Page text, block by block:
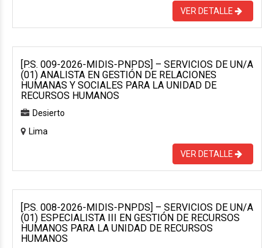
VER DETALLE
[P.S. 009-2026-MIDIS-PNPDS] – SERVICIOS DE UN/A
(01) ANALISTA EN GESTIÓN DE RELACIONES
HUMANAS Y SOCIALES PARA LA UNIDAD DE
RECURSOS HUMANOS
Desierto
Lima
VER DETALLE
[P.S. 008-2026-MIDIS-PNPDS] – SERVICIOS DE UN/A
(01) ESPECIALISTA III EN GESTIÓN DE RECURSOS
HUMANOS PARA LA UNIDAD DE RECURSOS
HUMANOS